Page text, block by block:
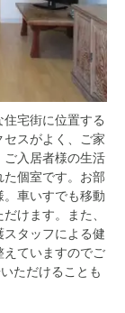
住宅街に位置する
スがよく、ご家
入居者様の生活
個室です。お部
車いすでも移動
けます。また、
タッフによる健
ていますのでご
ただけることも